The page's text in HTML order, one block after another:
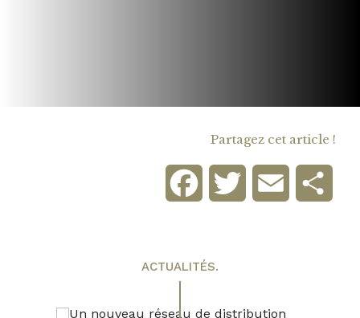
Partagez cet article !
FacebookTwitter Email
ACTUALITÉS.